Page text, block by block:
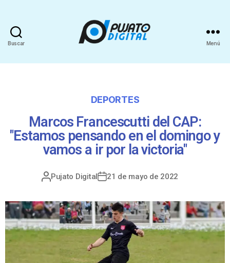
Buscar Menú
DEPORTES
Marcos Francescutti del CAP:
"Estamos pensando en el domingo y
vamos a ir por la victoria"
Pujato Digital 21 de mayo de 2022